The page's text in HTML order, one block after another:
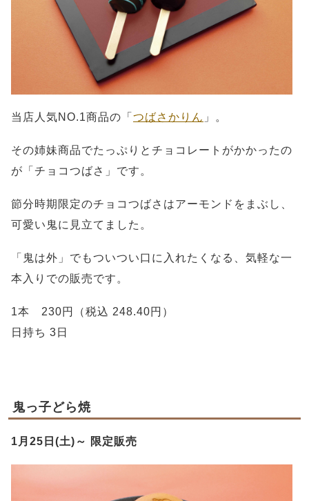
当店人気NO.1商品の「 つばさかりん 」。
その姉妹商品でたっぷりとチョコレートがかかったの
が「チョコつばさ」です。
節分時期限定のチョコつばさはアーモンドをまぶし、
可愛い鬼に見立てました。
「鬼は外」でもついつい口に入れたくなる、気軽な一
本入りでの販売です。
1本 230円（税込 248.40円）
日持ち 3日
鬼っ子どら焼
1月25日(土)～ 限定販売